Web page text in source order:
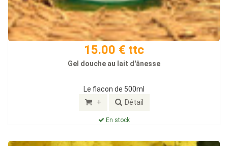
15.00 € ttc
Gel douche au lait d'ânesse
Le flacon de 500ml
+ Détail
En stock